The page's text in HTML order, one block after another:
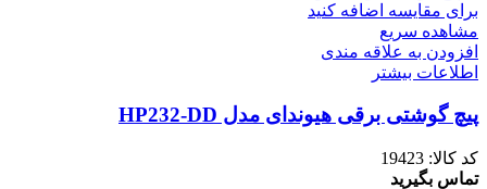
برای مقایسه اضافه کنید
مشاهده سریع
افزودن به علاقه مندی
اطلاعات بیشتر
پیچ گوشتی برقی هیوندای مدل HP232-DD
کد کالا: 19423
تماس بگیرید